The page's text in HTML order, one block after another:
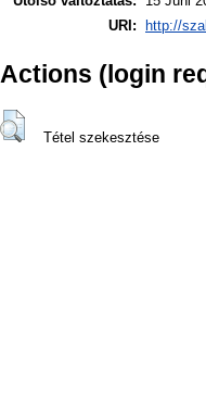
URI:
http://
Actions (login
Tétel szekesztése